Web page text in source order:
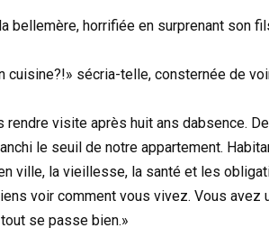
bellemère, horrifiée en surprenant son
cuisine?!» sécria-telle, consternée de
visite après huit ans dabsence.
le seuil de notre appartement.
ville, la vieillesse, la santé et les
voir comment vous vivez. Vous avez
se passe bien.»